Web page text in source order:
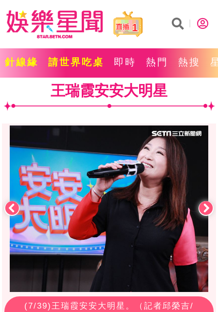
1
針線緣 請世界吃桌 即時 熱門 熱搜
王瑞霞安安大明星
(7/39)王瑞霞安安大明星。（記者邱榮吉/